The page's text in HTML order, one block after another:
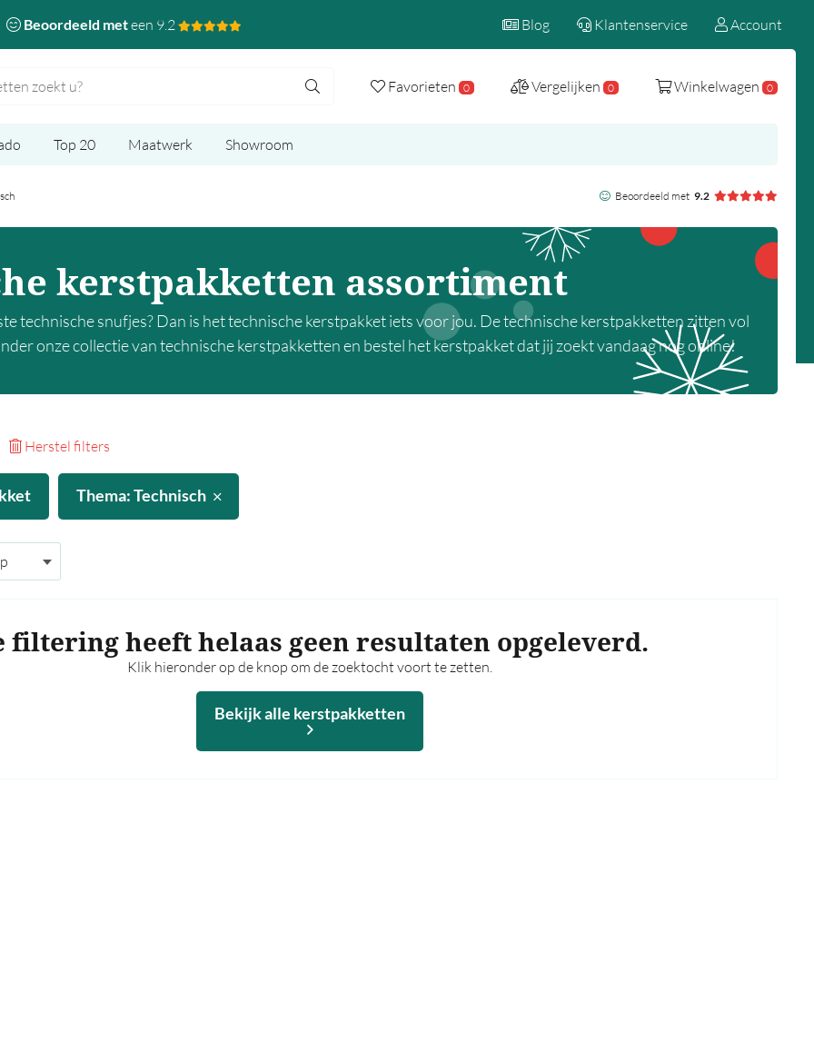
Beoordeeld meteen 9.2 Blog Klantenservice Account
Favorieten 0 Vergelijken 0 Winkelwagen 0
Top 20 Maatwerk Showroom
Beoordeeld met 9.2
kerstpakketten assortiment
technische snufjes? Dan is het technische kerstpakket iets voor jou. De technische kerstpakketten zitten vol
onze collectie van technische kerstpakketten en bestel het kerstpakket dat jij zoekt vandaag nog online!
Herstel filters
Thema: Technisch
filtering heeft helaas geen resultaten opgeleverd.
Klik hieronder op de knop om de zoektocht voort te zetten.
Bekijk alle kerstpakketten